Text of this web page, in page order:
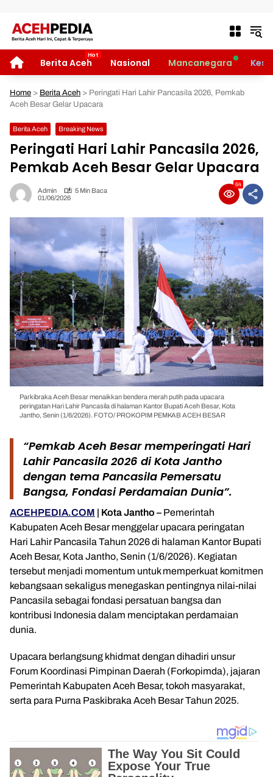
HOMEBerita Aceh Nasional Mancanegara
Home > Berita Aceh > Peringati Hari Lahir Pancasila 2026, Pemkab
Aceh Besar Gelar Upacara
Berita Aceh Breaking News
Peringati Hari Lahir Pancasila 2026,
Pemkab Aceh Besar Gelar Upacara
Admin
5 Min Baca
01/06/2026
64
Parkibraka Aceh Besar menaikkan bendera merah putih pada upacara
peringatan Hari Lahir Pancasila di halaman Kantor Bupati Aceh Besar, Kota
Jantho, Senin (1/6/2026). FOTO/ PROKOPIM PEMKAB ACEH BESAR
“Pemkab Aceh Besar memperingati Hari
Lahir Pancasila 2026 di Kota Jantho
dengan tema Pancasila Pemersatu
Bangsa, Fondasi Perdamaian Dunia”.
ACEHPEDIA.COM | Kota Jantho – Pemerintah
Kabupaten Aceh Besar menggelar upacara peringatan
Hari Lahir Pancasila Tahun 2026 di halaman Kantor Bupati
Aceh Besar, Kota Jantho, Senin (1/6/2026). Kegiatan
tersebut menjadi momentum untuk memperkuat komitmen
kebangsaan sekaligus menegaskan pentingnya nilai-nilai
Pancasila sebagai fondasi persatuan bangsa dan
kontribusi Indonesia dalam menciptakan perdamaian
dunia.
Upacara berlangsung khidmat dengan dihadiri unsur
Forum Koordinasi Pimpinan Daerah (Forkopimda), jajaran
Pemerintah Kabupaten Aceh Besar, tokoh masyarakat,
serta para Purna Paskibraka Aceh Besar Tahun 2025.